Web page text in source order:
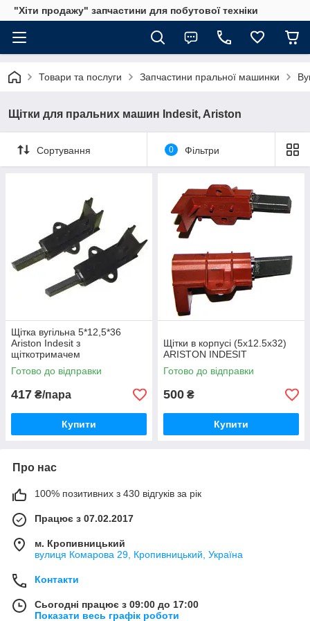
"Хіти продажу" запчастини для побутової техніки
Товари та послуги Запчастини пральної машинки
Щітки для пральних машин Indesit, Ariston
Сортування 0 Фільтри
Щітка вугільна 5*12,5*36
Ariston Indesit з
щіткотримачем
Готово до відправки
417 ₴/пара
Купити
Щітки в корпусі (5x12.5x32)
ARISTON INDESIT
Готово до відправки
500 ₴
Купити
Про нас
100% позитивних з 430 відгуків за рік
Працює з 07.02.2017
м. Кропивницький
вулиця Комарова 29, Кропивницький, Україна
Контакти
Сьогодні працює з 09:00 до 17:00
Показати весь графік роботи